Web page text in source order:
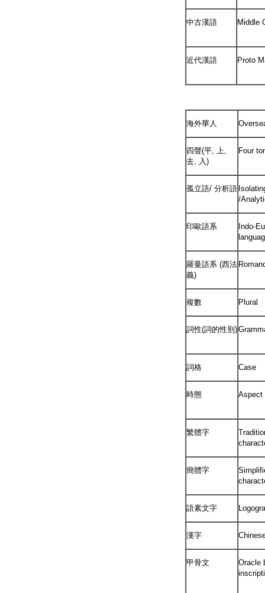
中古漢語 Middle
近代漢語 Proto
海外華人
四聲(平, 上,
去, 入)
Four
孤立語/ 分析語
/
印歐語系
Indo-
羅曼語系 (西法
義)
複數 Plural
詞性(詞的性別)
詞格 Case
時態 Aspect
繁體字
簡體字
語素文字
漢字
甲骨文
Oracle